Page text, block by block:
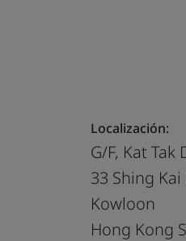
Localización:
G/F, Kat
33 Shing
Kowloon
Hong Kong